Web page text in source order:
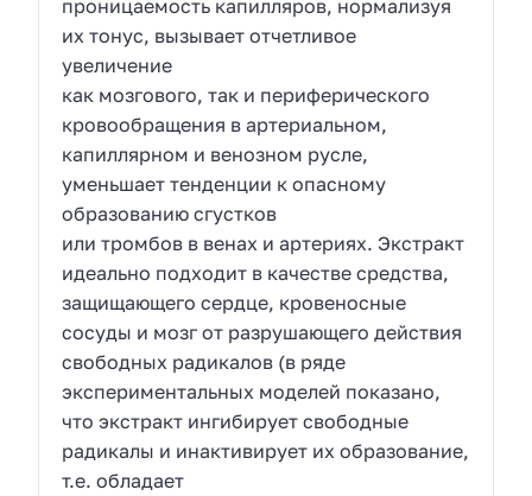
проницаемость капилляров, нормализуя
их тонус, вызывает отчетливое
увеличение
как мозгового, так и периферического
кровообращения в артериальном,
капиллярном и венозном русле,
уменьшает тенденции к опасному
образованию сгустков
или тромбов в венах и артериях. Экстракт
идеально подходит в качестве средства,
защищающего сердце, кровеносные
сосуды и мозг от разрушающего действия
свободных радикалов (в ряде
экспериментальных моделей показано,
что экстракт ингибирует свободные
радикалы и инактивирует их образование,
т.е. обладает